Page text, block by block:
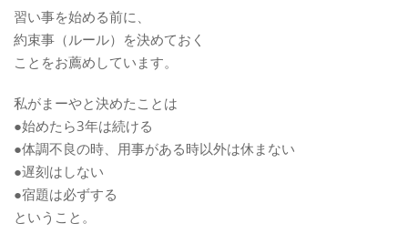
習い事を始める前に、
約束事（ルール）を決めておく
ことをお薦めしています。
私がまーやと決めたことは
●始めたら3年は続ける
●体調不良の時、用事がある時以外は休まない
●遅刻はしない
●宿題は必ずする
ということ。